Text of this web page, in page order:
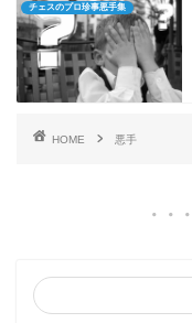
チェスのプロ珍事悪手集
HOME 悪手